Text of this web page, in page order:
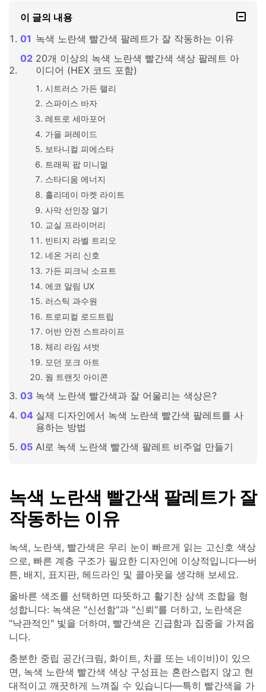
이 글의 내용
녹색 노란색 빨간색 팔레트가 잘 작동하는 이유
20개 이상의 녹색 노란색 빨간색 색상 팔레트 아
이디어 (HEX 코드 포함)
시트러스 가든 랠리
스파이스 바자
레트로 세마포어
가을 퍼레이드
보타니컬 피에스타
트래픽 팝 미니멀
스타디움 에너지
홀리데이 마켓 라이트
사막 선인장 열기
교실 프라이머리
빈티지 라벨 트리오
네온 거리 신호
가든 피크닉 소프트
에코 알림 UX
러스틱 과수원
트로피컬 로드트립
어반 안전 스트라이프
체리 라임 셔벗
모던 포크 아트
웜 트랜짓 아이콘
녹색 노란색 빨간색과 잘 어울리는 색상은?
실제 디자인에서 녹색 노란색 빨간색 팔레트를 사
용하는 방법
AI로 녹색 노란색 빨간색 팔레트 비주얼 만들기
녹색 노란색 빨간색 팔레트가 잘
작동하는 이유
녹색, 노란색, 빨간색은 우리 눈이 빠르게 읽는 고신호 색상
으로, 빠른 계층 구조가 필요한 디자인에 이상적입니다—버
튼, 배지, 표지판, 헤드라인 및 콜아웃을 생각해 보세요.
올바른 색조를 선택하면 따뜻하고 활기찬 삼색 조합을 형
성합니다: 녹색은 "신선함"과 "신뢰"를 더하고, 노란색은
"낙관적인" 빛을 더하며, 빨간색은 긴급함과 집중을 가져옵
니다.
충분한 중립 공간(크림, 화이트, 차콜 또는 네이비)이 있으
면, 녹색 노란색 빨간색 색상 구성표는 혼란스럽지 않고 현
대적이고 깨끗하게 느껴질 수 있습니다—특히 빨간색을 가